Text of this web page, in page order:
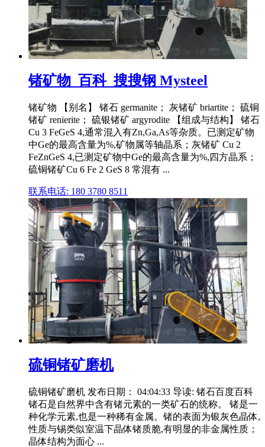
锗矿物_百科_搜搜钢 Mysteel
锗矿物 【别名】 锗石 germanite； 灰锗矿 briartite； 硫铜
锗矿 renierite； 硫银锗矿 argyrodite 【组成与结构】 锗石
Cu 3 FeGeS 4,通常混入有Zn,Ga,As等杂质。已测定矿物
中Ge的最高含量为%,矿物属等轴晶系；灰锗矿 Cu 2
FeZnGeS 4,已测定矿物中Ge的最高含量为%,四方晶系；
硫铜锗矿Cu 6 Fe 2 GeS 8 常混有 ...
联系电话: 180 3780 8511
硫铜锗矿磨机
硫铜锗矿磨机 发布日期： 04:04:33 导读: 锗石百度百科
锗石是自然界中含有锗元素的一类矿石的统称。 锗是一
种化学元素,也是一种稀有金属。锗的表面为银灰色晶体,
性质与锡类似室温下晶体锗质脆,有明显的非金属性质；
晶体结构为面心 ...